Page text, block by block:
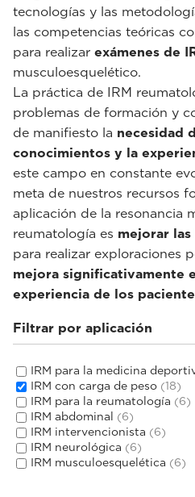
tecnologías y las
las competencias teóricas
para realizar exámenes de
musculoesquelético.
La práctica de IRM
problemas de formación y
de manifiesto la necesidad
conocimientos y la
este campo en constante
meta de nuestros recursos
aplicación de la resonancia
reumatología es mejorar
para realizar exploraciones
mejora significativamente
experiencia de los
Filtrar por aplicación
IRM para la medicina
IRM con carga de peso (18)
IRM para la reumatología (6)
IRM abdominal (6)
IRM intervencionista (6)
IRM neurológica (6)
IRM musculoesquelética (6)